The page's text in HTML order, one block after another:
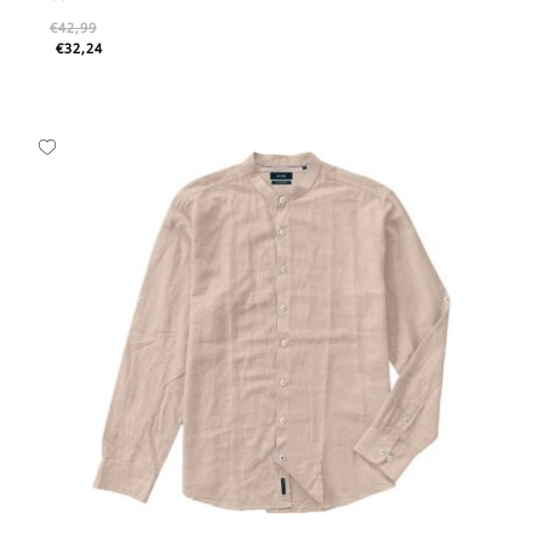
€42,99
€32,24